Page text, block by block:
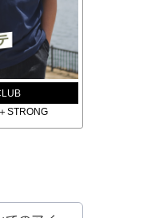
STRONG